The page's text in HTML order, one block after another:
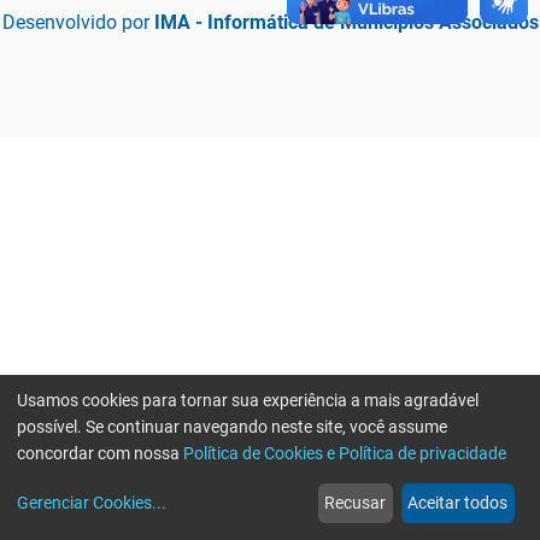
Desenvolvido por IMA - Informática de Municípios Associados
web
Notícias
more_horiz
Mais
Usamos cookies para tornar sua experiência a mais agradável
possível. Se continuar navegando neste site, você assume
concordar com nossa Política de Cookies e Política de privacidade
Gerenciar Cookies... Recusar Aceitar todos
Erro ao enviar informações, por favor tente novamente